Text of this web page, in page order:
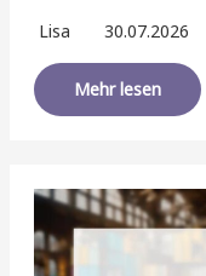
Lisa 30.07.2026
Mehr lesen